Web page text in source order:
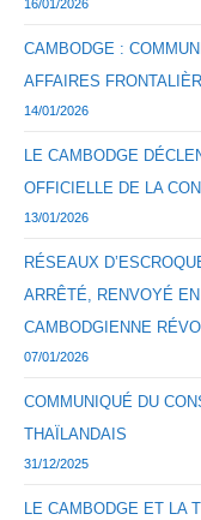
16/01/2026
CAMBODGE :
AFFAIRES
14/01/2026
LE CAMBODGE
OFFICIELLE DE LA
13/01/2026
RÉSEAUX
ARRÊTÉ, RENVOYÉ
CAMBODGIENNE
07/01/2026
COMMUNIQUÉ DU
THAÏLANDAIS
31/12/2025
LE CAMBODGE ET LA